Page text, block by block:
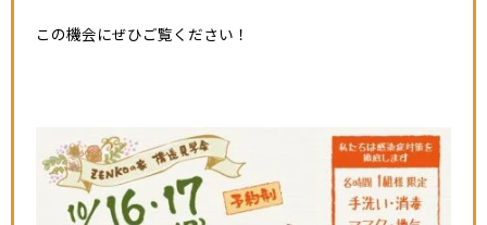
この機会にぜひご覧ください！